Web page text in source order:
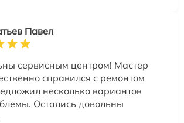
Павел
сервисным центром! Мастер
справился с ремонтом
несколько вариантов
Остались довольны